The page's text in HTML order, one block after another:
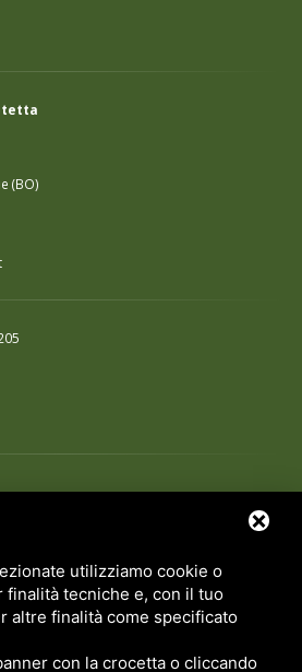
(BO)
utilizziamo cookie o
tecniche e, con il tuo
altre finalità come specificato
con la crocetta o cliccando